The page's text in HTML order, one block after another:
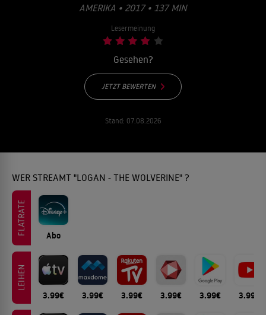
AMERIKA • 2017 • 137 MIN
Lesermeinung
Gesehen?
JETZT BEWERTEN
Stand: 07.08.2026
WER STREAMT "LOGAN - THE WOLVERINE" ?
FLATRATE Abo
LEIHEN
3.99€ 3.99€ 3.99€ 3.99€ 3.99€ 3.99€